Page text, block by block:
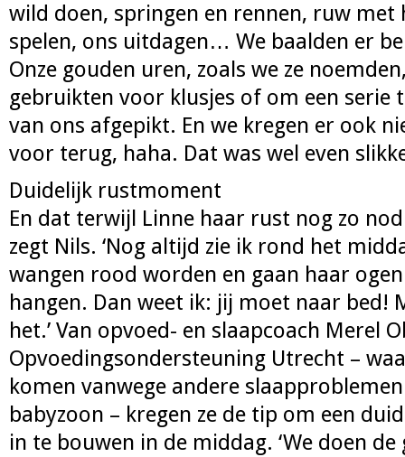
wild doen, springen en rennen, ruw
spelen, ons uitdagen… We baalden er
Onze gouden uren, zoals we ze
gebruikten voor klusjes of om een serie
van ons afgepikt. En we kregen er ook
voor terug, haha. Dat was wel even
Duidelijk rustmoment
En dat terwijl Linne haar rust nog zo
zegt Nils. ‘Nog altijd zie ik rond het
wangen rood worden en gaan haar
hangen. Dan weet ik: jij moet naar bed!
het.’ Van opvoed- en slaapcoach Merel
Opvoedingsondersteuning Utrecht –
komen vanwege andere
babyzoon – kregen ze de tip om een
in te bouwen in de middag. ‘We doen